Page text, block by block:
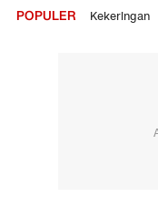
POPULER Kekeringan